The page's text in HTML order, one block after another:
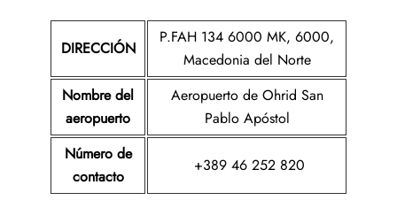
DIRECCIÓN
P.FAH 134 6000 MK, 6000,
Macedonia del Norte
Nombre del
aeropuerto
Aeropuerto de Ohrid San
Pablo Apóstol
Número de
contacto
+389 46 252 820